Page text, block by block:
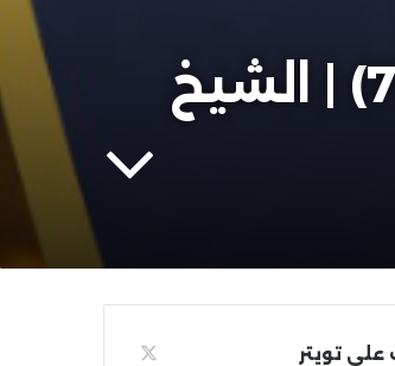
عالم الكتب في فقه الإسلام (كل ما هو جديد) (73) | الشيخ
على تويتر